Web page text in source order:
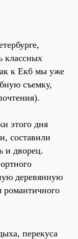
классных
к Екб мы уже
съемку,
этого дня
составили
и дворец.
деревянную
романтичного
перекуса